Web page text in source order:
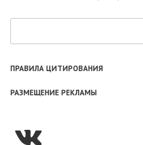
ПРАВИЛА ЦИТИРОВАНИЯ
РАЗМЕЩЕНИЕ РЕКЛАМЫ